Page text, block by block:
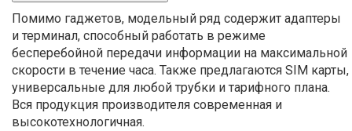
Помимо гаджетов, модельный ряд содержит адаптеры
и терминал, способный работать в режиме
бесперебойной передачи информации на максимальной
скорости в течение часа. Также предлагаются SIM карты,
универсальные для любой трубки и тарифного плана.
Вся продукция производителя современная и
высокотехнологичная.